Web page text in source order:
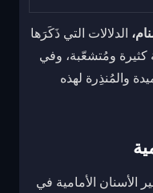
الدلالات التي ذَكَرَها
كثيرة ومُتشعّبة، وفي
والمُنذِرة لهذه
الأسنان الأمامية في